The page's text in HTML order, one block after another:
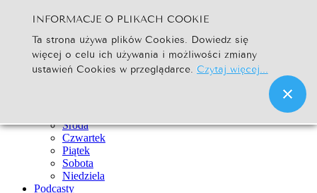
Szukaj... Go
Strona Główna
Newsy
Środa
Czwartek
Piątek
Sobota
Niedziela
Podcasty
INFORMACJE O PLIKACH COOKIE
Ta strona używa plików Cookies. Dowiedz się
więcej o celu ich używania i możliwości zmiany
ustawień Cookies w przeglądarce. Czytaj więcej...